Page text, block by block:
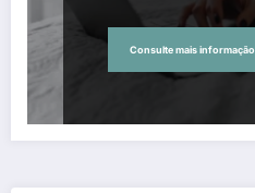
Consulte mais informação